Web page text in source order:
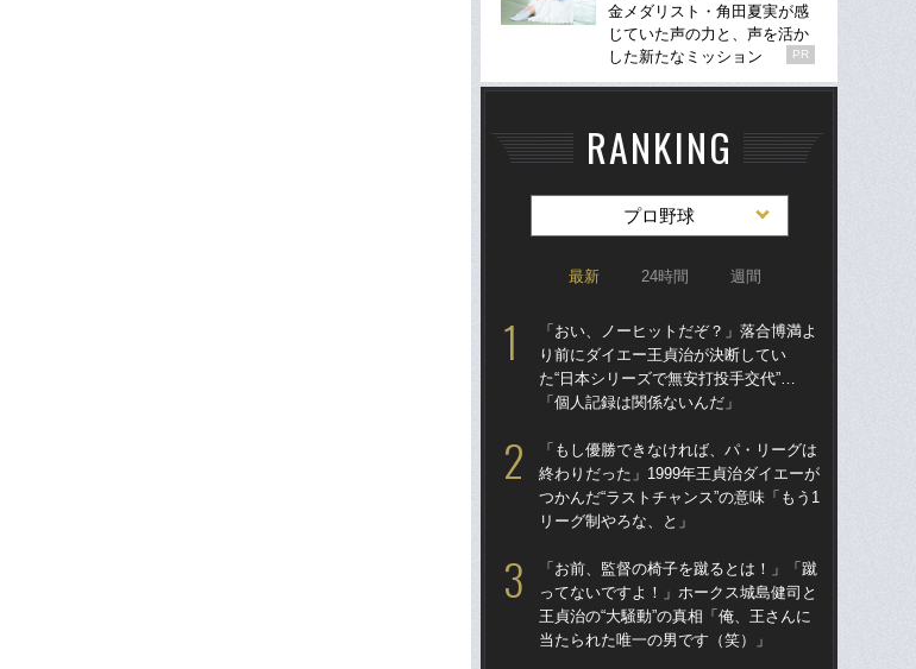
金メダリスト・角田夏実が感
じていた声の力と、声を活か
した新たなミッション
PR
RANKING
プロ野球
最新 24時間 週間
「おい、ノーヒットだぞ？」落合博満よ
り前にダイエー王貞治が決断してい
た“日本シリーズで無安打投手交代”…
「個人記録は関係ないんだ」
「もし優勝できなければ、パ・リーグは
終わりだった」1999年王貞治ダイエーが
つかんだ“ラストチャンス”の意味「もう1
リーグ制やろな、と」
「お前、監督の椅子を蹴るとは！」「蹴
ってないですよ！」ホークス城島健司と
王貞治の“大騒動”の真相「俺、王さんに
当たられた唯一の男です（笑）」